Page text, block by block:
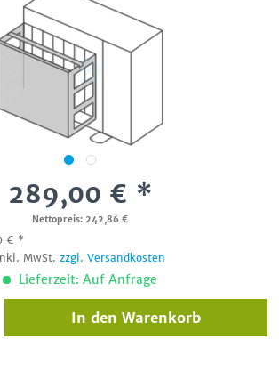
289,00 € *
Nettopreis: 242,86 €
€ *
MwSt. zzgl. Versandkosten
Lieferzeit: Auf Anfrage
In den Warenkorb